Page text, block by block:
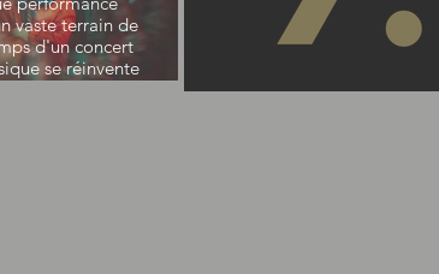
Mary
Batterie
vaste terrain de
d'un concert
se réinvente